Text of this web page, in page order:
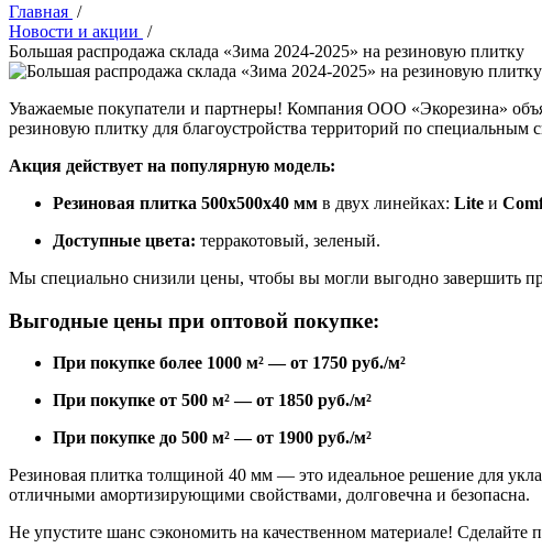
Главная /
Новости и акции /
Большая распродажа склада «Зима 2024-2025» на резиновую плитку
Уважаемые покупатели и партнеры! Компания ООО «Экорезина»
резиновую плитку для благоустройства территорий по
Акция действует на популярную модель:
Резиновая плитка 500x500x40 мм в двух линейках: Lite и
Доступные цвета: терракотовый, зеленый.
Мы специально снизили цены, чтобы вы могли выгодно завершить
Выгодные цены при оптовой покупке:
При покупке более 1000 м² — от 1750 руб./м²
При покупке от 500 м² — от 1850 руб./м²
При покупке до 500 м² — от 1900 руб./м²
Резиновая плитка толщиной 40 мм — это идеальное решение для
отличными амортизирующими свойствами, долговечна и безопасна.
Не упустите шанс сэкономить на качественном материале! Сделайте